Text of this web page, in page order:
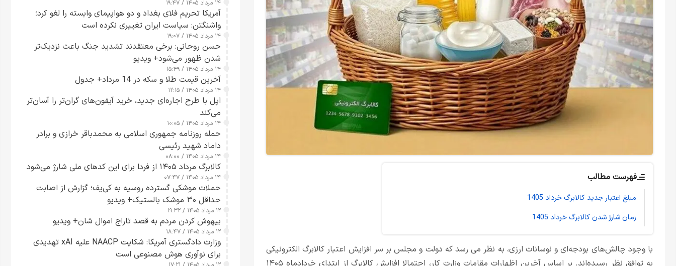
فهرست مطالب
مبلغ اعتبار جدید کالابرگ خرداد 1405
زمان شارژ شدن کالابرگ خرداد 1405
با وجود چالش‌های بودجه‌ای و نوسانات ارزی، به نظر می رسد که دولت و مجلس بر سر افزایش اعتبار کالابرگ الکترونیکی
۱۴ مرداد ۱۴۰۵ / ۱۹:۴۷
آمریکا تحریم فلای بغداد و دو هواپیمای وابسته را لغو کرد؛
واشنگتن: سیاست ایران تغییری نکرده است
۱۴ مرداد ۱۴۰۵ / ۱۹:۰۷
حسن روحانی: برخی معتقدند تشدید جنگ باعث نزدیک‌تر
شدن ظهور می‌شود+ ویدیو
۱۴ مرداد ۱۴۰۵ / ۱۵:۴۹
آخرین قیمت طلا و سکه در 14 مرداد+ جدول
۱۴ مرداد ۱۴۰۵ / ۱۲:۱۵
اپل با طرح اجاره‌ای جدید، خرید آیفون‌های گران‌تر را آسان‌تر
می‌کند
۱۴ مرداد ۱۴۰۵ / ۱۰:۰۵
حمله روزنامه جمهوری اسلامی به محمدباقر خرازی و برادر
داماد شهید رئیسی
۱۴ مرداد ۱۴۰۵ / ۰۸:۰۰
کالابرگ مرداد ۱۴۰۵ از فردا برای این کدهای ملی شارژ می‌شود
۱۴ مرداد ۱۴۰۵ / ۰۷:۴۷
حملات موشکی گسترده روسیه به کی‌یف؛ گزارش از اصابت
حداقل ۳۰ موشک بالستیک+ ویدیو
۱۲ مرداد ۱۴۰۵ / ۱۹:۳۲
بیهوش کردن مردم به قصد تاراج اموال شان+ ویدیو
۱۲ مرداد ۱۴۰۵ / ۱۸:۴۷
وزارت دادگستری آمریکا: شکایت NAACP علیه xAI تهدیدی
برای نوآوری هوش مصنوعی است